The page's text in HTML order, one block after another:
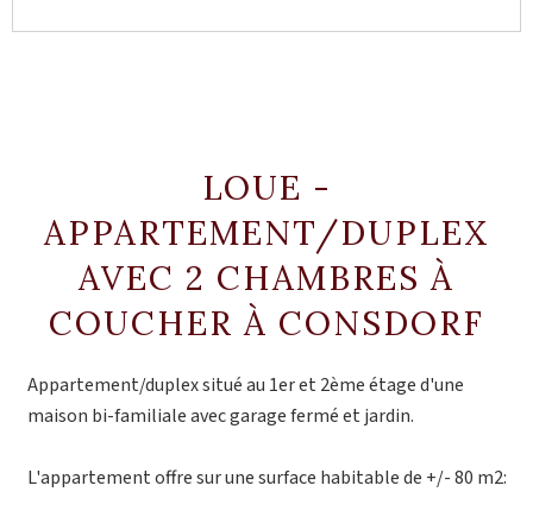
LOUE -
APPARTEMENT/DUPLEX
AVEC 2 CHAMBRES À
COUCHER À CONSDORF
Appartement/duplex situé au 1er et 2ème étage d'une
maison bi-familiale avec garage fermé et jardin.
L'appartement offre sur une surface habitable de +/- 80 m2: